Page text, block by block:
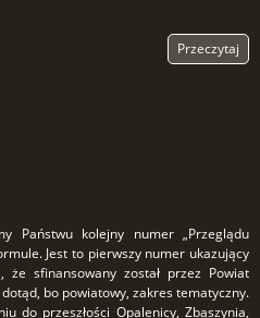
Przeczytaj
Państwu kolejny numer „Przeglądu
Jest to pierwszy numer ukazujący
sfinansowany został przez Powiat
bo powiatowy, zakres tematyczny.
do przeszłości Opalenicy, Zbąszynia,